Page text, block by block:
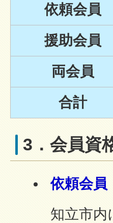
依頼会
援助会員
両会員
合計
3．会員資
依頼会員
知立市内